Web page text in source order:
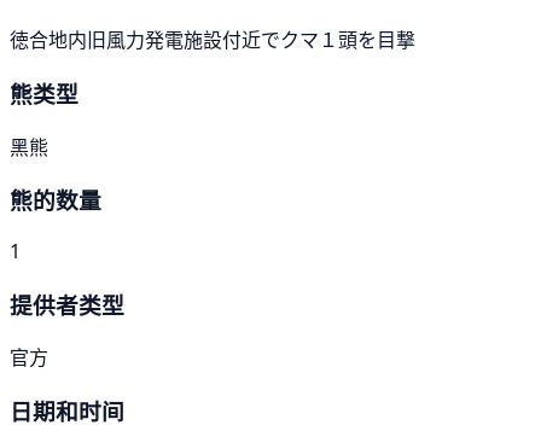
徳合地内旧風力発電施設付近でクマ１頭を目撃
熊类型
黑熊
熊的数量
1
提供者类型
官方
日期和时间